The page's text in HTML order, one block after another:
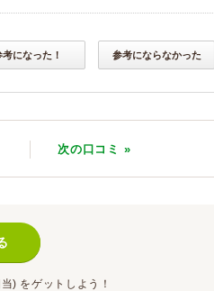
考になった！ 参考にならなかった
次の口コミ »
) をゲットしよう！